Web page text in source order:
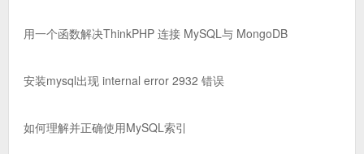
用一个函数解决ThinkPHP 连接 MySQL与 MongoDB
安装mysql出现 internal error 2932 错误
如何理解并正确使用MySQL索引